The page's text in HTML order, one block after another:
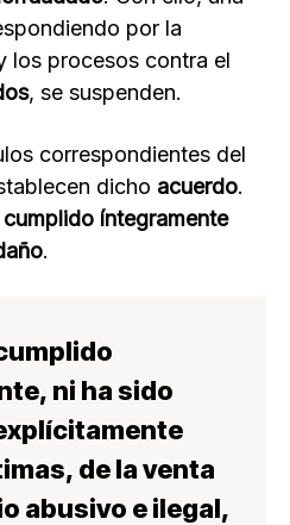
por la
los procesos contra el
, se suspenden.
correspondientes del
dicho acuerdo.
íntegramente
.
ni ha sido
de la venta
abusivo e ilegal,